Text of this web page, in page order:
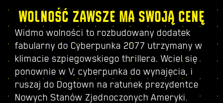
WOLNOŚĆ ZAWSZE MA SWOJĄ CENĘ
Widmo wolności to rozbudowany dodatek
fabularny do Cyberpunka 2077 utrzymany w
klimacie szpiegowskiego thrillera. Wciel się
ponownie w V, cyberpunka do wynajęcia, i
ruszaj do Dogtown na ratunek prezydentce
Nowych Stanów Zjednoczonych Ameryki.